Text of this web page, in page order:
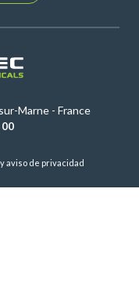
Marne - France
aviso de privacidad